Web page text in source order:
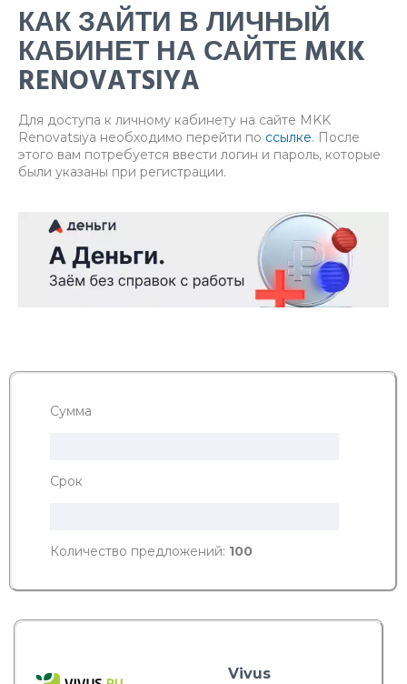
КАК ЗАЙТИ В ЛИЧНЫЙ
КАБИНЕТ НА САЙТЕ MKK
RENOVATSIYA
Для доступа к личному кабинету на сайте MKK
Renovatsiya необходимо перейти по ссылке. После
этого вам потребуется ввести логин и пароль, которые
были указаны при регистрации.
Сумма
Срок
Количество предложений: 100
Vivus